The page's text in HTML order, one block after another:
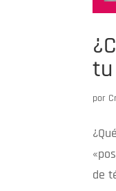
por
de